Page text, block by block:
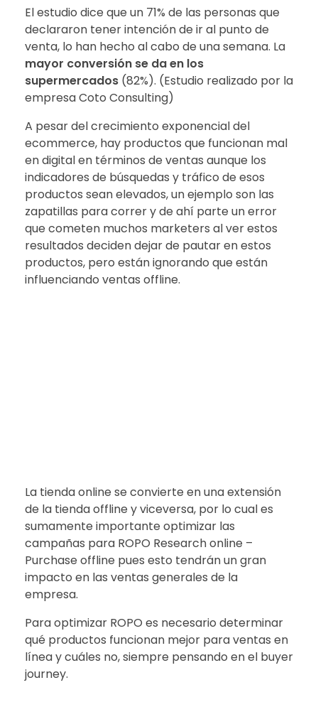
El estudio dice que un 71% de las personas que
declararon tener intención de ir al punto de
venta, lo han hecho al cabo de una semana. La
mayor conversión se da en los
supermercados (82%). (Estudio realizado por la
empresa Coto Consulting)
A pesar del crecimiento exponencial del
ecommerce, hay productos que funcionan mal
en digital en términos de ventas aunque los
indicadores de búsquedas y tráfico de esos
productos sean elevados, un ejemplo son las
zapatillas para correr y de ahí parte un error
que cometen muchos marketers al ver estos
resultados deciden dejar de pautar en estos
productos, pero están ignorando que están
influenciando ventas offline.
La tienda online se convierte en una extensión
de la tienda offline y viceversa, por lo cual es
sumamente importante optimizar las
campañas para ROPO Research online –
Purchase offline pues esto tendrán un gran
impacto en las ventas generales de la
empresa.
Para optimizar ROPO es necesario determinar
qué productos funcionan mejor para ventas en
línea y cuáles no, siempre pensando en el buyer
journey.